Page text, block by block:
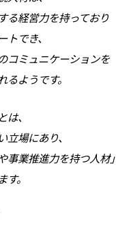
る経営力を持っており
でき、
コミュニケーションを
るようです。
は、
立場にあり、
事業推進力を持つ人材」
。